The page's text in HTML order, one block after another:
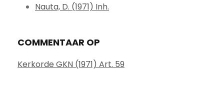
Nauta, D. (1971) Inh.
COMMENTAAR OP
Kerkorde GKN (1971) Art. 59